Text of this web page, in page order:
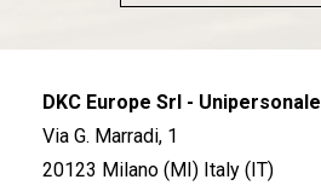
DKC Europe Srl - Unipersonale
Via G. Marradi, 1
20123 Milano (MI) Italy (IT)